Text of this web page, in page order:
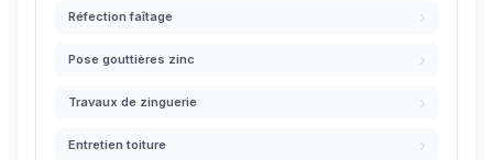
Réfection faîtage
Pose gouttières zinc
Travaux de zinguerie
Entretien toiture